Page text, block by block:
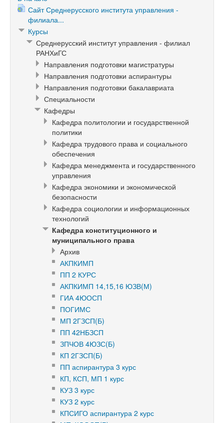
Сайт Среднерусского института управления -
филиала...
Курсы
Среднерусский институт управления - филиал
РАНХиГС
Направления подготовки магистратуры
Направления подготовки аспирантуры
Направления подготовки бакалавриата
Специальности
Кафедры
Кафедра политологии и государственной
политики
Кафедра трудового права и социального
обеспечения
Кафедра менеджмента и государственного
управления
Кафедра экономики и экономической
безопасности
Кафедра социологии и информационных
технологий
Кафедра конституционного и
муниципального права
Архив
АКПКИМП
ПП 2 КУРС
АКПКИМП 14,15,16 ЮЗВ(М)
ГИА 4ЮОСП
ПОГИМС
МП 2ГЗСП(Б)
ПП 42НБЗСП
ЗПЧОВ 4ЮЗС(Б)
КП 2ГЗСП(Б)
ПП аспирантура 3 курс
КП, КСП, МП 1 курс
КУЗ 3 курс
КУЗ 2 курс
КПСИГО аспирантура 2 курс